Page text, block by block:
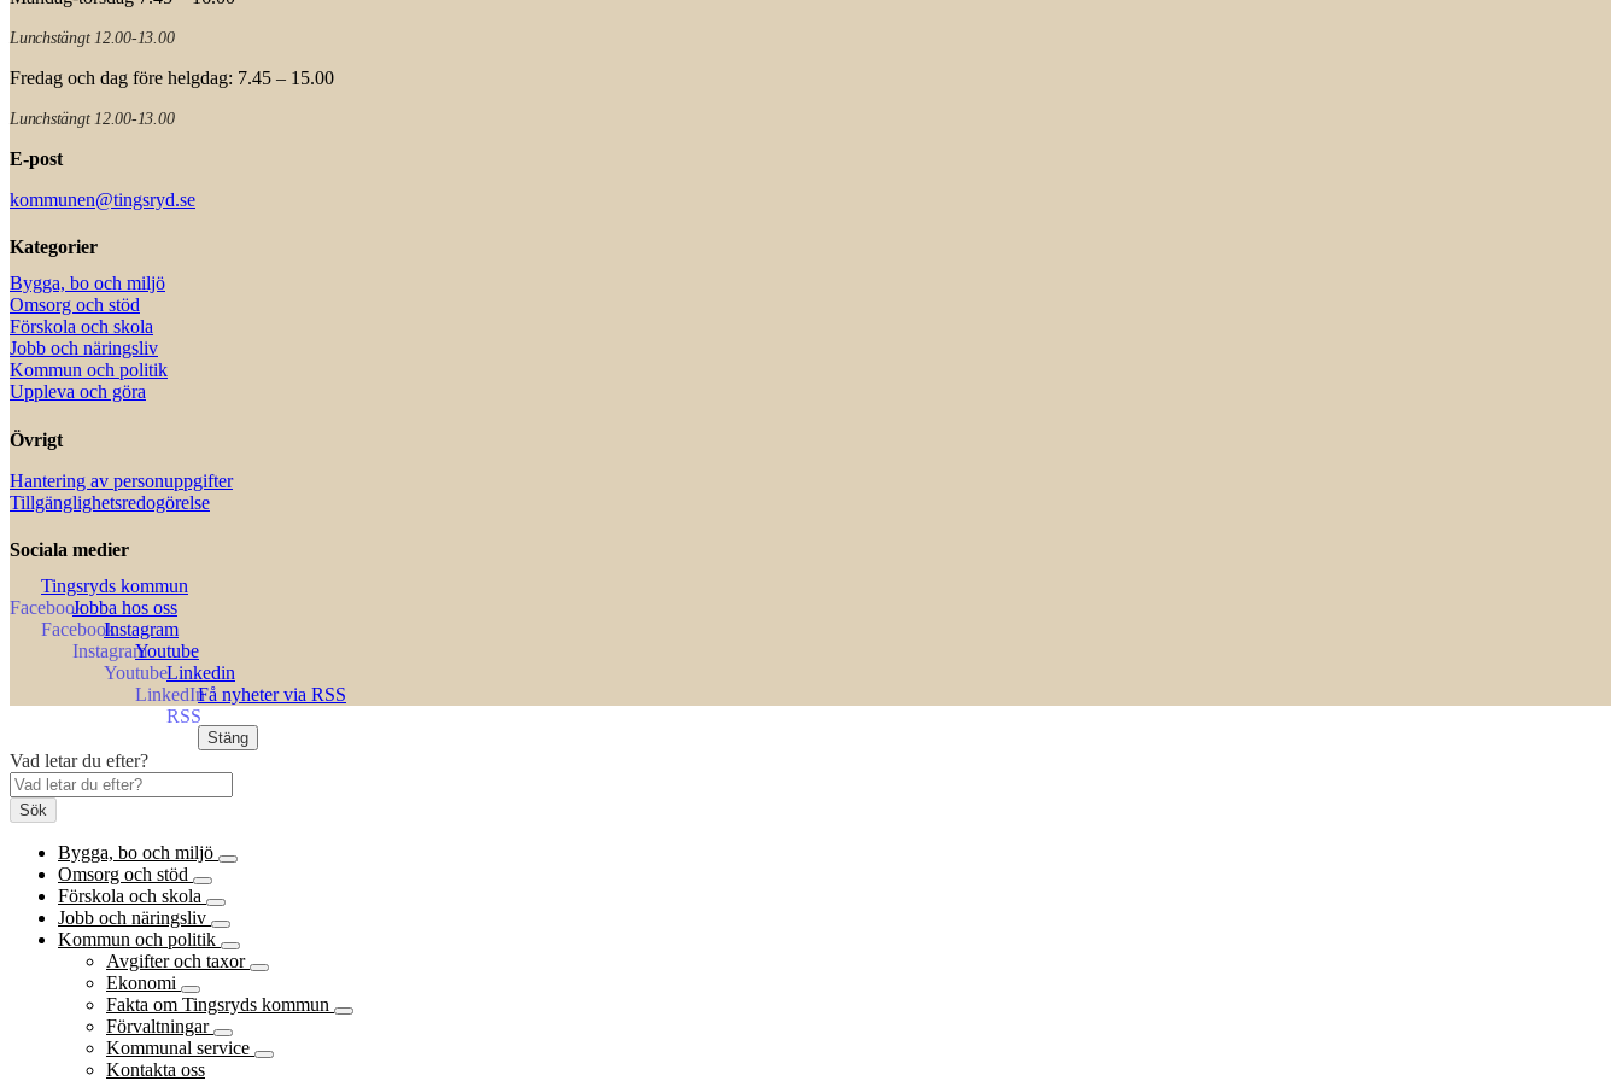
Lunchstängt 12.00-13.00
Fredag och dag före helgdag: 7.45 – 15.00
Lunchstängt 12.00-13.00
E-post
kommunen@tingsryd.se
Kategorier
Bygga, bo och miljö
Omsorg och stöd
Förskola och skola
Jobb och näringsliv
Kommun och politik
Uppleva och göra
Övrigt
Hantering av personuppgifter
Tillgänglighetsredogörelse
Sociala medier
Tingsryds kommun
Jobba hos oss
Instagram
Youtube
Linkedin
Få nyheter via RSS
Stäng
Vad letar du efter?
Sök
Bygga, bo och miljö
Omsorg och stöd
Förskola och skola
Jobb och näringsliv
Kommun och politik
Avgifter och taxor
Ekonomi
Fakta om Tingsryds kommun
Förvaltningar
Kommunal service
Kontakta oss